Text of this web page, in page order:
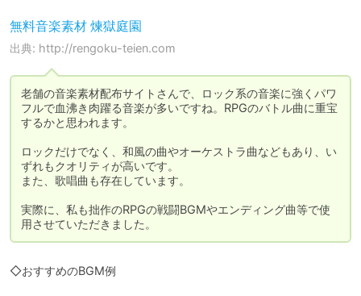
無料音楽素材 煉獄庭園
出典: http://rengoku-teien.com
老舗の音楽素材配布サイトさんで、ロック系の音楽に強くパワ
フルで血沸き肉躍る音楽が多いですね。RPGのバトル曲に重宝
するかと思われます。
ロックだけでなく、和風の曲やオーケストラ曲などもあり、い
ずれもクオリティが高いです。
また、歌唱曲も存在しています。
実際に、私も拙作のRPGの戦闘BGMやエンディング曲等で使
用させていただきました。
◇おすすめのBGM例